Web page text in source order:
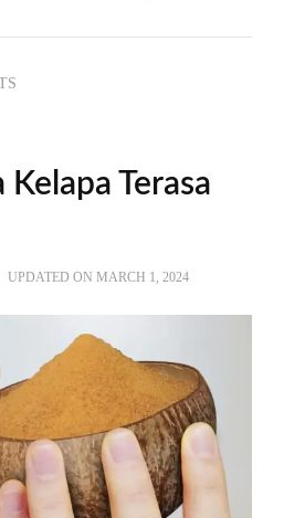
Kelapa Terasa
UPDATED ON MARCH 1, 2024